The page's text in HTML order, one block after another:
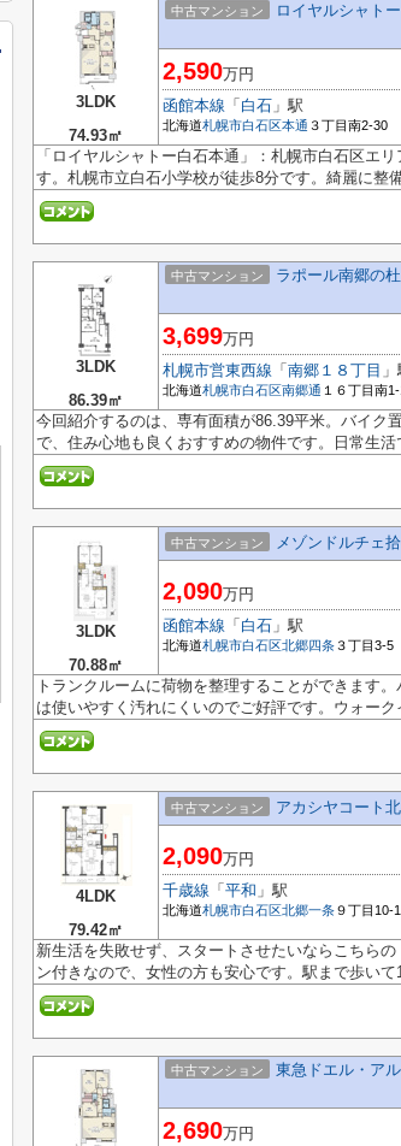
3LDK
74.93㎡
中古マンション ロイヤルシャト
2,590万円
函館本線 「 白石 」駅
北海道札幌市白石区本通 ３丁目南2-30
「ロイヤルシャトー白石本通」：札幌市白石区エ
す。札幌市立白石小学校が徒歩8分です。綺麗に整
3LDK
86.39㎡
中古マンション ラポール南郷の
3,699万円
札幌市営東西線 「 南郷１８丁目
北海道札幌市白石区南郷通 １６丁目南1-
今回紹介するのは、専有面積が86.39平米。バイク
で、住み心地も良くおすすめの物件です。日常生
3LDK
70.88㎡
中古マンション メゾンドルチェ
2,090万円
函館本線 「 白石 」駅
北海道札幌市白石区北郷四条３丁目3-5
トランクルームに荷物を整理することができます
は使いやすく汚れにくいのでご好評です。ウォー
4LDK
79.42㎡
中古マンション アカシヤコート
2,090万円
千歳線 「 平和 」駅
北海道札幌市白石区北郷一条９丁目10-1
新生活を失敗せず、スタートさせたいならこちら
ン付きなので、女性の方も安心です。駅まで歩い
中古マンション 東急ドエル・ア
2,690万円